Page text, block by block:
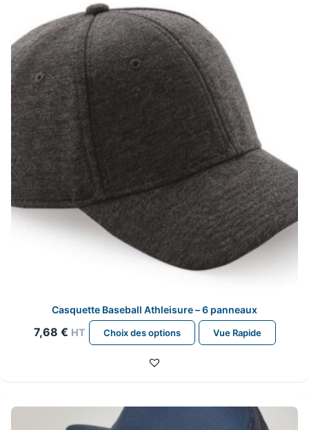
options
peuvent
être
choisies
sur
page
du
produit
Casquette Baseball Athleisure – 6 panneaux
7,68 € HT Choix des options
Ce
produit
Vue Rapide